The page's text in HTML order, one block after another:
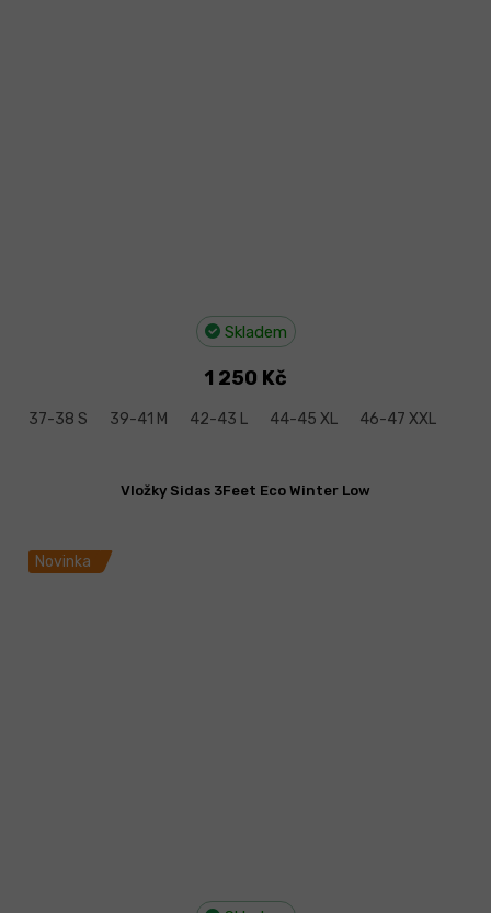
Skladem
1 250 Kč
37-38 S 39-41 M 42-43 L 44-45 XL 46-47 XXL
Novinka
Vložky Sidas 3Feet Eco Winter Low